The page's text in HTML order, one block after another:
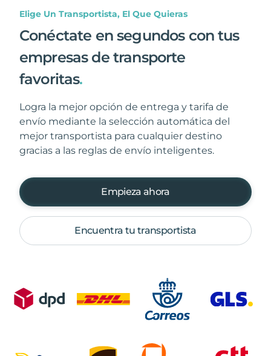
Elige Un Transportista, El Que Quieras
Conéctate en segundos con tus
empresas de transporte
favoritas.
Logra la mejor opción de entrega y tarifa de
envío mediante la selección automática del
mejor transportista para cualquier destino
gracias a las reglas de envío inteligentes.
Empieza ahora
Encuentra tu transportista